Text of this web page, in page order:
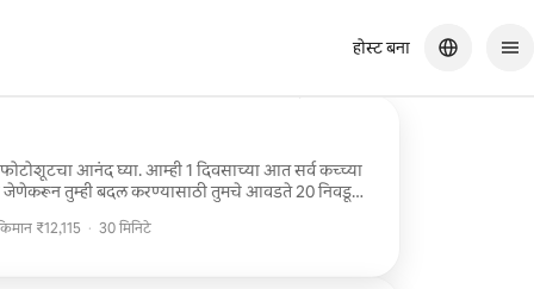
होस्ट बना
आनंद घ्या. आम्ही 1 दिवसाच्या आत सर्व कच्च्या
तुम्ही बदल करण्यासाठी तुमचे आवडते 20 निवडू
फोटो 4 दिवसांच्या आत डिलिव्हर केले जातात.
₹12,115 · 30 मिनिटे